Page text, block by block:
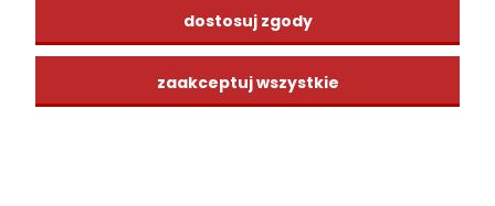
CENTRUM WIEDZY
dostosuj zgody
zaakceptuj wszystkie